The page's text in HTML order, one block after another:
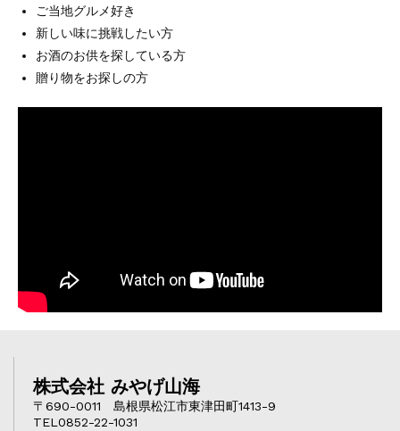
ご当地グルメ好き
新しい味に挑戦したい方
お酒のお供を探している方
贈り物をお探しの方
株式会社 みやげ山海
〒690-0011 島根県松江市東津田町1413-9
TEL0852-22-1031